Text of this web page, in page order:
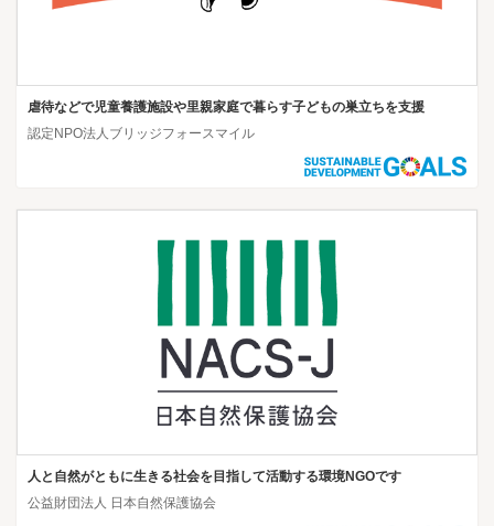
虐待などで児童養護施設や里親家庭で暮らす子どもの巣立ちを支援
認定NPO法人ブリッジフォースマイル
人と自然がともに生きる社会を目指して活動する環境NGOです
公益財団法人 日本自然保護協会